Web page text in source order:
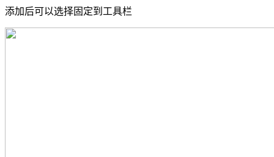
添加后可以选择固定到工具栏